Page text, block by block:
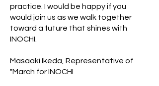
practice. I would be happy if you
would join us as we walk together
toward a future that shines with
INOCHI.
Masaaki Ikeda, Representative of
"March for INOCHI